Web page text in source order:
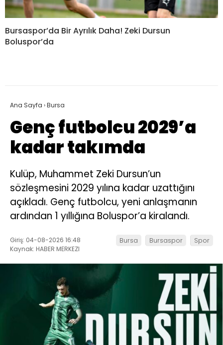
Bursaspor’da Bir Ayrılık Daha! Zeki Dursun
Boluspor’da
Ana Sayfa ›Bursa
Genç futbolcu 2029’a
kadar takımda
Kulüp, Muhammet Zeki Dursun’un
sözleşmesini 2029 yılına kadar uzattığını
açıkladı. Genç futbolcu, yeni anlaşmanın
ardından 1 yıllığına Boluspor’a kiralandı.
Giriş: 04-08-2026 16:48
Kaynak: HABER MERKEZI
Bursa Bursaspor Spor